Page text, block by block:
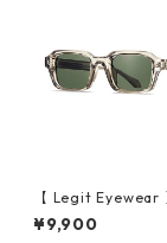
【 Legit Eyewear
ses Koken (Champagne/Gre
en)
¥9,900